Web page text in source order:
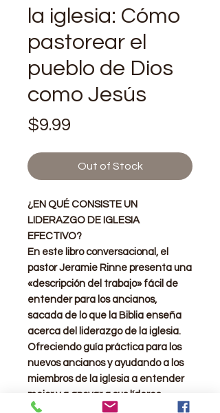
la iglesia: Cómo
pastorear el
pueblo de Dios
como Jesús
$9.99
Out of Stock
¿EN QUÉ CONSISTE UN
LIDERAZGO DE IGLESIA
EFECTIVO?
En este libro conversacional, el
pastor Jeramie Rinne presenta una
«descripción del trabajo» fácil de
entender para los ancianos,
sacada de lo que la Biblia enseña
acerca del liderazgo de la iglesia.
Ofreciendo guía práctica para los
nuevos ancianos y ayudando a los
miembros de la iglesia a entender
mejor y a apoyar a sus líderes
espirituales, este conciso libro